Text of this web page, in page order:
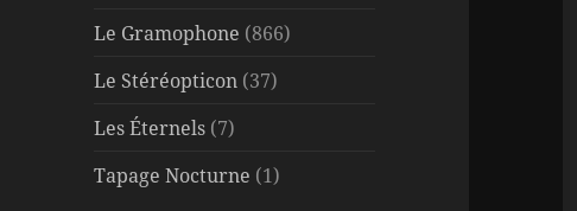
Le Gramophone (866)
Le Stéréopticon (37)
Les Éternels (7)
Tapage Nocturne (1)